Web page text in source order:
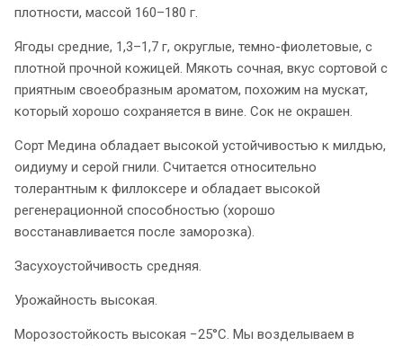
плотности, массой 160–180 г.
Ягоды средние, 1,3–1,7 г, округлые, темно-фиолетовые, с
плотной прочной кожицей. Мякоть сочная, вкус сортовой с
приятным своеобразным ароматом, похожим на мускат,
который хорошо сохраняется в вине. Сок не окрашен.
Сорт Медина обладает высокой устойчивостью к милдью,
оидиуму и серой гнили. Считается относительно
толерантным к филлоксере и обладает высокой
регенерационной способностью (хорошо
восстанавливается после заморозка).
Засухоустойчивость средняя.
Урожайность высокая.
Морозостойкость высокая −25°C. Мы возделываем в